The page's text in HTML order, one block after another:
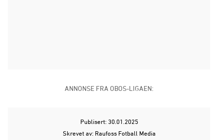
ANNONSE FRA OBOS-LIGAEN:
Publisert: 30.01.2025
Skrevet av: Raufoss Fotball Media